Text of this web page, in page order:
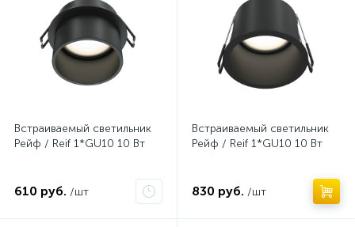
Встраиваемый светильник
Рейф / Reif 1*GU10 10 Вт
610 руб. /шт
Встраиваемый светильник
Рейф / Reif 1*GU10 10 Вт
830 руб. /шт